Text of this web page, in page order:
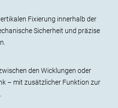
Fixierung innerhalb der
Sicherheit und präzise
den Wicklungen oder
– mit zusätzlicher Funktion zur